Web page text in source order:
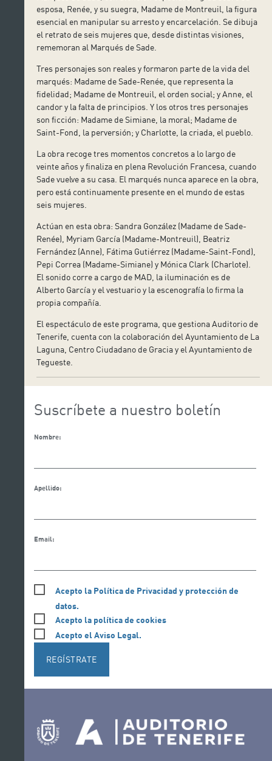
esposa, Renée, y su suegra, Madame de Montreuil, la figura
esencial en manipular su arresto y encarcelación. Se dibuja
el retrato de seis mujeres que, desde distintas visiones,
rememoran al Marqués de Sade.
Tres personajes son reales y formaron parte de la vida del
marqués: Madame de Sade-Renée, que representa la
fidelidad; Madame de Montreuil, el orden social; y Anne, el
candor y la falta de principios. Y los otros tres personajes
son ficción: Madame de Simiane, la moral; Madame de
Saint-Fond, la perversión; y Charlotte, la criada, el pueblo.
La obra recoge tres momentos concretos a lo largo de
veinte años y finaliza en plena Revolución Francesa, cuando
Sade vuelve a su casa. El marqués nunca aparece en la obra,
pero está continuamente presente en el mundo de estas
seis mujeres.
Actúan en esta obra: Sandra González (Madame de Sade-
Renée), Myriam García (Madame-Montreuil), Beatriz
Fernández (Anne), Fátima Gutiérrez (Madame-Saint-Fond),
Pepi Correa (Madame-Simiane) y Mónica Clark (Charlote).
El sonido corre a cargo de MAD, la iluminación es de
Alberto García y el vestuario y la escenografía lo firma la
propia compañía.
El espectáculo de este programa, que gestiona Auditorio de
Tenerife, cuenta con la colaboración del Ayuntamiento de La
Laguna, Centro Ciudadano de Gracia y el Ayuntamiento de
Tegueste.
Suscríbete a nuestro boletín
Nombre:
Apellido:
Email:
Acepto la Política de Privacidad y protección de
datos.
Acepto la política de cookies
Acepto el Aviso Legal.
REGÍSTRATE